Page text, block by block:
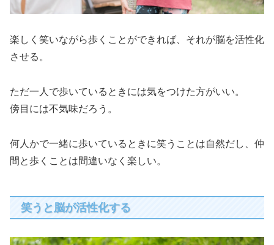
楽しく笑いながら歩くことができれば、それが脳を活性化
させる。
ただ一人で歩いているときには気をつけた方がいい。
傍目には不気味だろう。
何人かで一緒に歩いているときに笑うことは自然だし、仲
間と歩くことは間違いなく楽しい。
笑うと脳が活性化する